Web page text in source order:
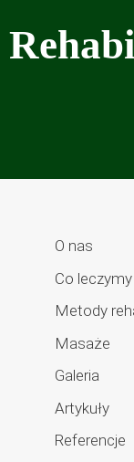
do
treści
O nas
Co leczymy
Metody
Masaże
Galeria
Artykuły
Referencje